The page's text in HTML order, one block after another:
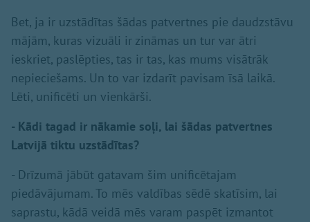
Bet, ja ir uzstādītas šādas patvertnes pie daudzstāvu
mājām, kuras vizuāli ir zināmas un tur var ātri
ieskriet, paslēpties, tas ir tas, kas mums visātrāk
nepieciešams. Un to var izdarīt pavisam īsā laikā.
Lēti, unificēti un vienkārši.
- Kādi tagad ir nākamie soļi, lai šādas patvertnes
Latvijā tiktu uzstādītas?
- Drīzumā jābūt gatavam šim unificētajam
piedāvājumam. To mēs valdības sēdē skatīsim, lai
saprastu, kādā veidā mēs varam paspēt izmantot